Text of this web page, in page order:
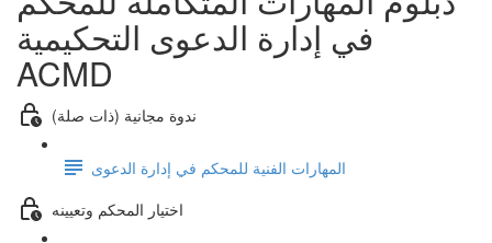
في إدارة الدعوى التحكيمية
ACMD
ندوة مجانية (ذات صلة)
المهارات الفنية للمحكم في إدارة الدعوى
اختيار المحكم وتعيينه